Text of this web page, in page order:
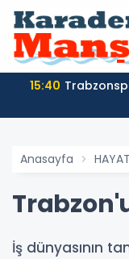
15:40
Anasayfa HAYAT
İş dünyasının